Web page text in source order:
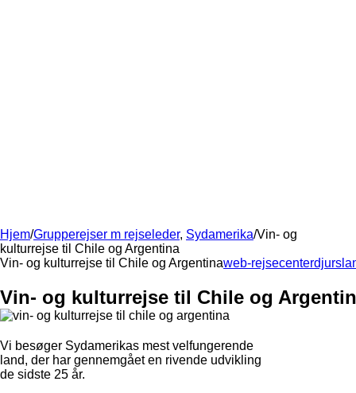
Hjem/Grupperejser m rejseleder, Sydamerika/Vin- og
kulturrejse til Chile og Argentina
Vin- og kulturrejse til Chile og Argentinaweb-
Vin- og kulturrejse til Chile og
Vi besøger Sydamerikas mest velfungerende
land, der har gennemgået en rivende udvikling
de sidste 25 år.